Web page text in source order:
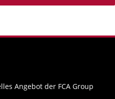
Angebot der FCA Group